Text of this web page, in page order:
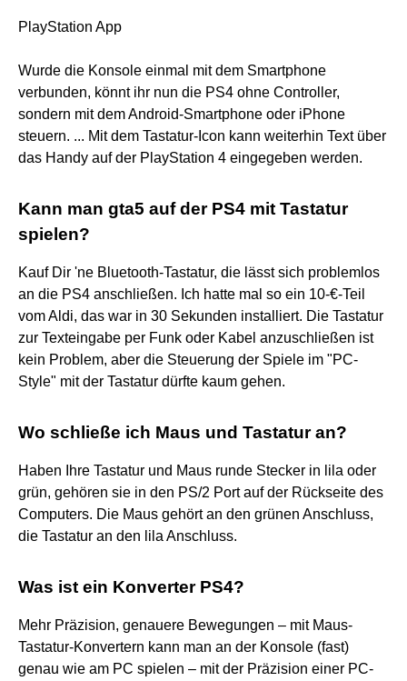
PlayStation App
Wurde die Konsole einmal mit dem Smartphone
verbunden, könnt ihr nun die PS4 ohne Controller,
sondern mit dem Android-Smartphone oder iPhone
steuern. ... Mit dem Tastatur-Icon kann weiterhin Text über
das Handy auf der PlayStation 4 eingegeben werden.
Kann man gta5 auf der PS4 mit Tastatur
spielen?
Kauf Dir 'ne Bluetooth-Tastatur, die lässt sich problemlos
an die PS4 anschließen. Ich hatte mal so ein 10-€-Teil
vom Aldi, das war in 30 Sekunden installiert. Die Tastatur
zur Texteingabe per Funk oder Kabel anzuschließen ist
kein Problem, aber die Steuerung der Spiele im "PC-
Style" mit der Tastatur dürfte kaum gehen.
Wo schließe ich Maus und Tastatur an?
Haben Ihre Tastatur und Maus runde Stecker in lila oder
grün, gehören sie in den PS/2 Port auf der Rückseite des
Computers. Die Maus gehört an den grünen Anschluss,
die Tastatur an den lila Anschluss.
Was ist ein Konverter PS4?
Mehr Präzision, genauere Bewegungen – mit Maus-
Tastatur-Konvertern kann man an der Konsole (fast)
genau wie am PC spielen – mit der Präzision einer PC-